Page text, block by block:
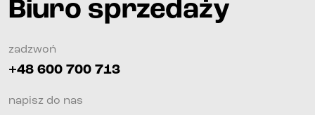
Biuro sprzedaży
zadzwoń
+48 600 700 713
napisz do nas